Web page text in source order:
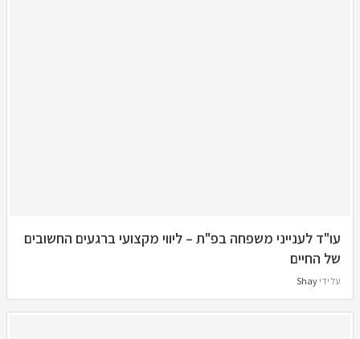
עו"ד לענייני משפחה בפ"ת – ליווי מקצועי ברגעים החשובים
של החיים
על ידי Shay